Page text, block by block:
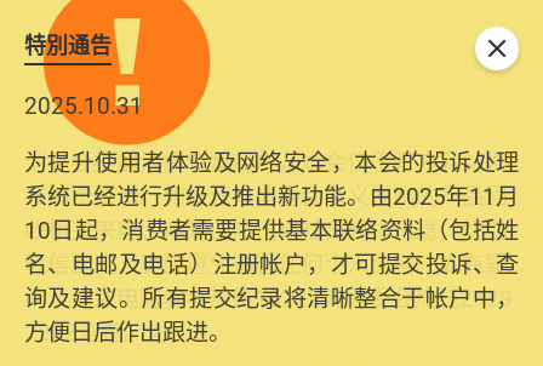
特別通告
2025.10.31
为提升使用者体验及网络安全，本会的投诉处理
系统已经进行升级及推出新功能。由2025年11月
10日起，消费者需要提供基本联络资料（包括姓
名、电邮及电话）注册帐户，才可提交投诉、查
询及建议。所有提交纪录将清晰整合于帐户中，
方便日后作出跟进。
关闭